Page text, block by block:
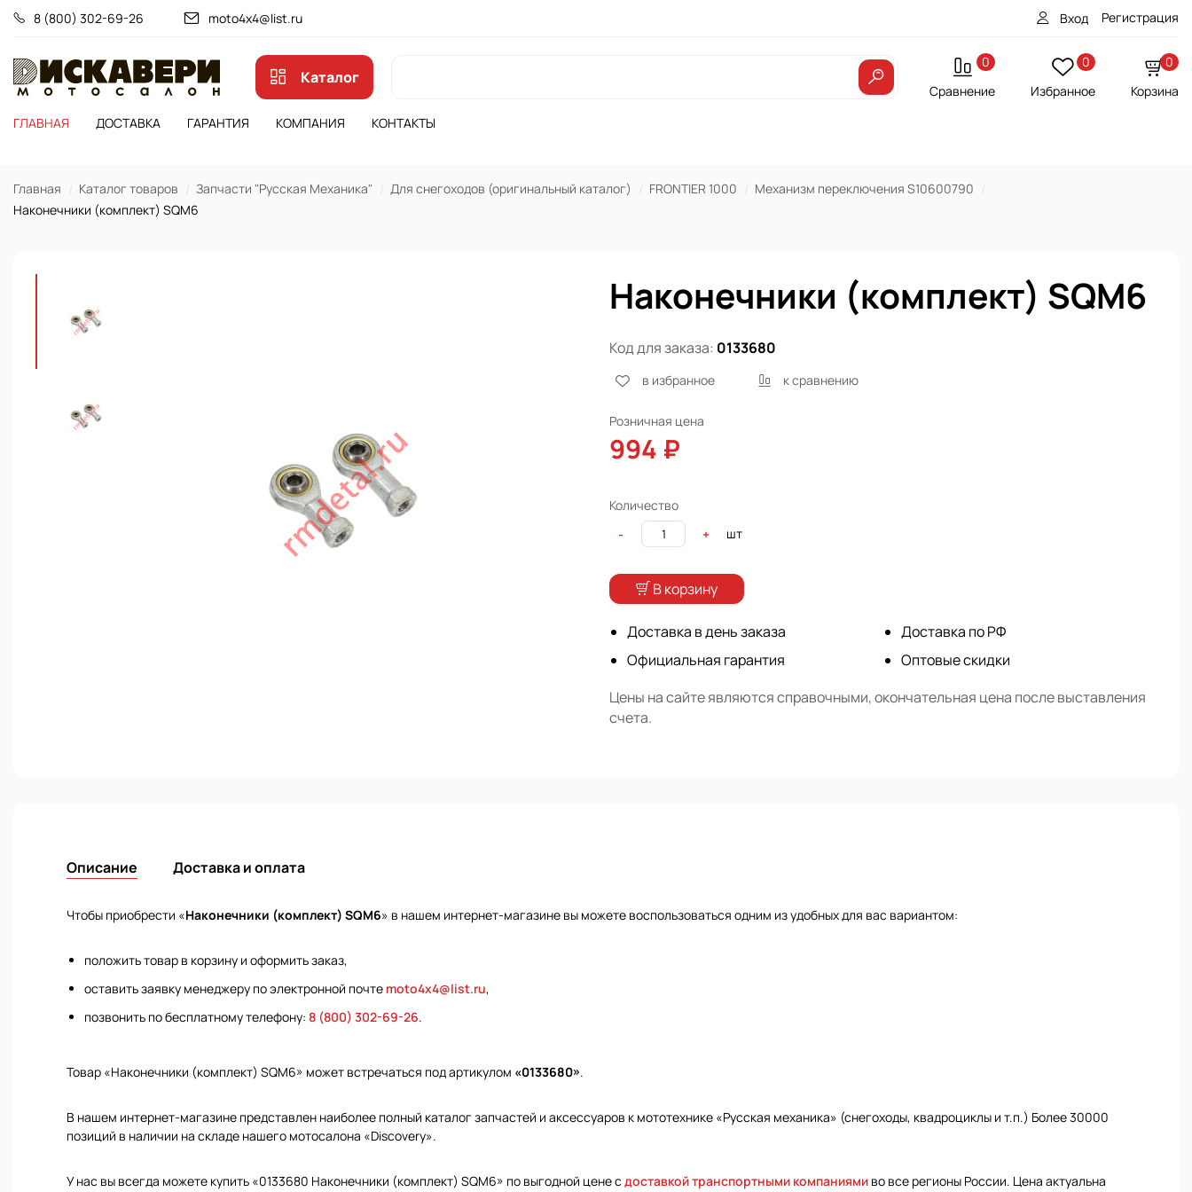
8 (800) 302-69-26 moto4x4@list.ru Вход Регистрация
Каталог
0
Сравнение
0
Избранное
0
Корзина
ГЛАВНАЯ
ДОСТАВКА ГАРАНТИЯ КОМПАНИЯ КОНТАКТЫ
Главная Каталог товаров Запчасти "Русская Механика" Для снегоходов (оригинальный каталог) FRONTIER 1000
Механизм переключения S10600790
Наконечники (комплект) SQM6
Наконечники (комплект) SQM6
Код для заказа: 0133680
в избранное к сравнению
Розничная цена
994 ₽
Количество
-
+ шт
В корзину
Доставка в день заказа
Официальная гарантия
Доставка по РФ
Оптовые скидки
Цены на сайте являются справочными, окончательная цена после выставления
счета.
Описание Доставка и оплата
Чтобы приобрести «Наконечники (комплект) SQM6» в нашем интернет-магазине вы можете воспользоваться одним из удобных для вас вариантом:
положить товар в корзину и оформить заказ,
оставить заявку менеджеру по электронной почте moto4x4@list.ru,
позвонить по бесплатному телефону: 8 (800) 302-69-26.
Товар «Наконечники (комплект) SQM6» может встречаться под артикулом «0133680».
В нашем интернет-магазине представлен наиболее полный каталог запчастей и аксессуаров к мототехнике «Русская механика» (снегоходы, квадроциклы и т.п.) Более 30000
позиций в наличии на складе нашего мотосалона «Discovery».
У нас вы всегда можете купить «0133680 Наконечники (комплект) SQM6» по выгодной цене с доставкой транспортными компаниями во все регионы России. Цена актуальна